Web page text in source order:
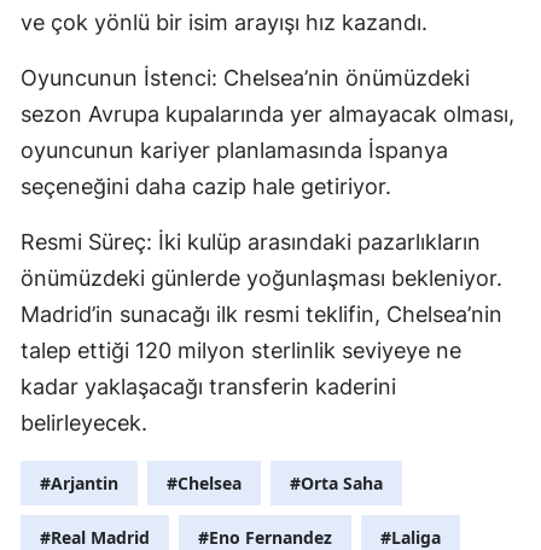
ve çok yönlü bir isim arayışı hız kazandı.
Oyuncunun İstenci: Chelsea’nin önümüzdeki
sezon Avrupa kupalarında yer almayacak olması,
oyuncunun kariyer planlamasında İspanya
seçeneğini daha cazip hale getiriyor.
Resmi Süreç: İki kulüp arasındaki pazarlıkların
önümüzdeki günlerde yoğunlaşması bekleniyor.
Madrid’in sunacağı ilk resmi teklifin, Chelsea’nin
talep ettiği 120 milyon sterlinlik seviyeye ne
kadar yaklaşacağı transferin kaderini
belirleyecek.
#Arjantin #Chelsea #Orta Saha
#Real Madrid #Eno Fernandez #Laliga